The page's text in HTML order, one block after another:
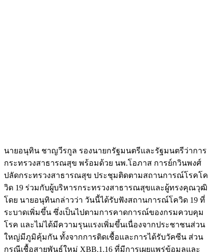
นายอนุทิน ชาญวีรกูล รองนายกรัฐมนตรีและรัฐมนตรีว่าการ
กระทรวงสาธารณสุข พร้อมด้วย นพ.โอภาส การย์กวินพงศ์
ปลัดกระทรวงสาธารณสุข ประชุมติดตามสถานการณ์โรคโค
วิด 19 ร่วมกับผู้บริหารกระทรวงสาธารณสุขและผู้ทรงคุณวุฒิ
โดย นายอนุทินกล่าวว่า วันนี้ได้รับฟังสถานการณ์โควิด 19 ที่
ระบาดเพิ่มขึ้น ซึ่งเป็นไปตามการคาดการณ์ของกรมควบคุม
โรค และไม่ได้มีความรุนแรงเพิ่มขึ้นเนื่องจากประชาชนส่วน
ใหญ่มีภูมิคุ้มกัน ทั้งจากการติดเชื้อและการได้รับวัคซีน ส่วน
กรณีเชื้อสายพันธุ์ใหม่ XBB.1.16 ที่มีการเผยแพร่ข้อมูลและ